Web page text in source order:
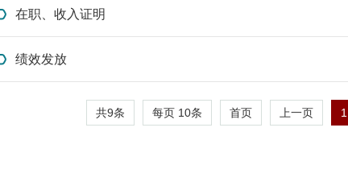
在职、收入证明
绩效发放
共9条 每页 10条 首页 上一页 1